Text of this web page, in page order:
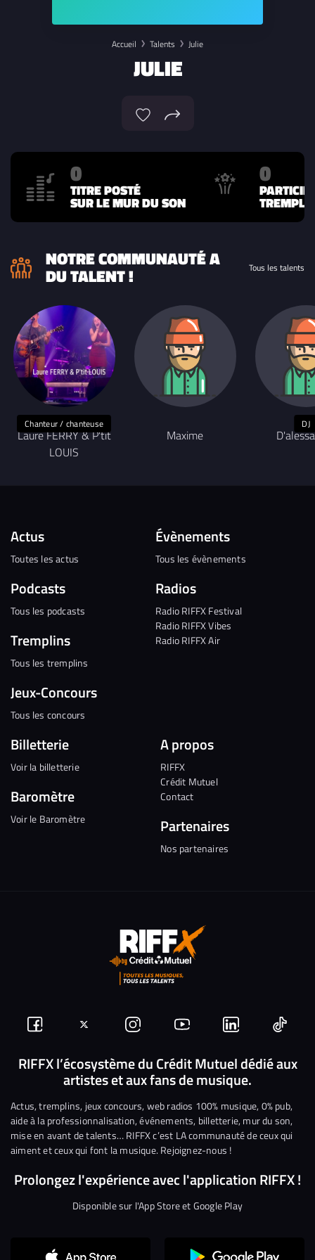
Accueil Talents Julie
JULIE
0
TITRE POSTÉ
SUR LE MUR DU SON
0
NOTRE COMMUNAUTÉ A
DU TALENT ! Tous les talents
Chanteur / chanteuse
Laure FERRY & P'tit
LOUIS
Maxime
DJ
Actus
Toutes les actus
Podcasts
Tous les podcasts
Tremplins
Tous les tremplins
Jeux-Concours
Tous les concours
Évènements
Tous les évènements
Radios
Radio RIFFX Festival
Radio RIFFX Vibes
Radio RIFFX Air
Billetterie
Voir la billetterie
Baromètre
Voir le Baromètre
A propos
RIFFX
Crédit Mutuel
Contact
Partenaires
Nos partenaires
Suivez-
nous
Facebook
Suivez-
nous
sur
Twitter
Nous
rejoindre
sur
Instagram
Nous
rejoindre
sur
YouTube
Nous
rejoindre
sur
Linkedin
Nous
RIFFX l’écosystème du Crédit Mutuel dédié aux
artistes et aux fans de musique.
Actus, tremplins, jeux concours, web radios 100% musique, 0% pub,
aide à la professionnalisation, événements, billetterie, mur du son,
mise en avant de talents… RIFFX c’est LA communauté de ceux qui
aiment et ceux qui font la musique. Rejoignez-nous !
Prolongez l'expérience avec l'application RIFFX !
Disponible sur l'App Store et Google Play